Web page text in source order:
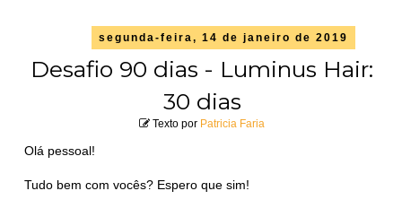
segunda-feira, 14 de janeiro de 2019
Desafio 90 dias - Luminus Hair:
30 dias
Texto por Patricia Faria
Olá pessoal!
Tudo bem com vocês? Espero que sim!